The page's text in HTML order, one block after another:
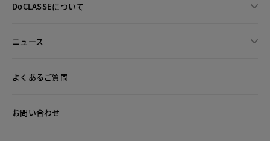
DoCLASSEについて
ニュース
よくあるご質問
お問い合わせ